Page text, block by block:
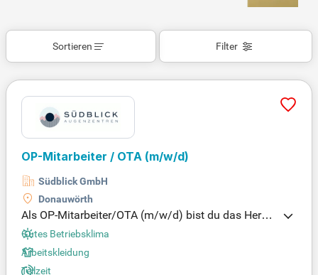
Filter
Sortieren
OP-Mitarbeiter / OTA (m/w/d)
Südblick GmbH
Donauwörth
Als OP-Mitarbeiter/OTA (m/w/d) bist du das Herzst
ück unseres ambulanten OP-Teams. Du empfängst
Patientinnen und Patienten herzlich, damit sie sich
rundum betreut fühlen. Mit deinem Team bist du fü
Gutes Betriebsklima
Arbeitskleidung
Teilzeit